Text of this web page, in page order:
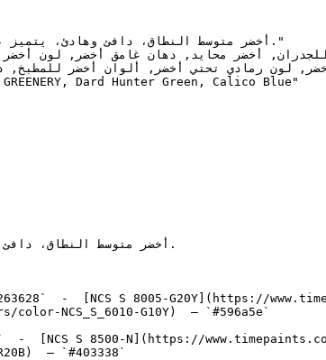
-  [NCS S 8005-G20Y](https://
color-NCS_S_6010-G10Y)  — `#596a5e`
-  [NCS S 8500-N](https://
— `#403338`